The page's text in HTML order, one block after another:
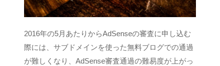
2016年の5月あたりからAdSenseの審査に申し込む
際には、サブドメインを使った無料ブログでの通過
が難しくなり、AdSense審査通過の難易度が上がっ